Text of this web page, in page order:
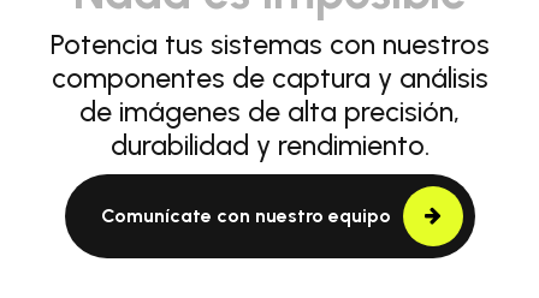
Potencia tus sistemas con nuestros
componentes de captura y análisis
de imágenes de alta precisión,
durabilidad y rendimiento.
Comunícate con nuestro equipo